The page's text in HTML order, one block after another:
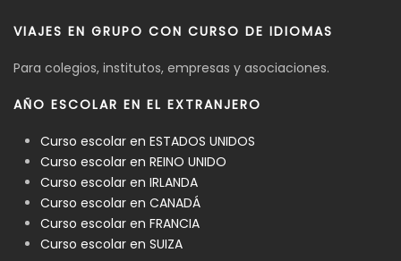
VIAJES EN GRUPO CON CURSO DE IDIOMAS
Para colegios, institutos, empresas y asociaciones.
AÑO ESCOLAR EN EL EXTRANJERO
Curso escolar en ESTADOS UNIDOS
Curso escolar en REINO UNIDO
Curso escolar en IRLANDA
Curso escolar en CANADÁ
Curso escolar en FRANCIA
Curso escolar en SUIZA